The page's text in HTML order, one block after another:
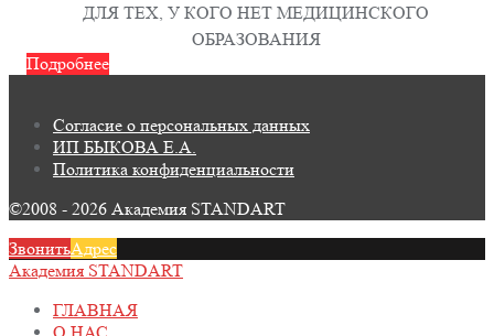
ДЛЯ ТЕХ, У КОГО НЕТ МЕДИЦИНСКОГО
ОБРАЗОВАНИЯ
Подробнее
Согласие о персональных данных
ИП БЫКОВА Е.А.
Политика конфиденциальности
©2008 - 2026 Академия STANDART
ЗвонитьАдрес
Академия STANDART
ГЛАВНАЯ